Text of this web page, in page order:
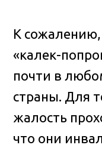
К сожалению,
«калек-
почти в
страны. Для
жалость
что они